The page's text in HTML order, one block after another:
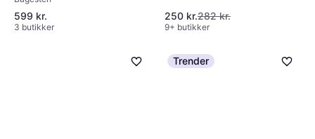
599 kr.
3 butikker
250 kr.282 kr.
9+ butikker
Trender